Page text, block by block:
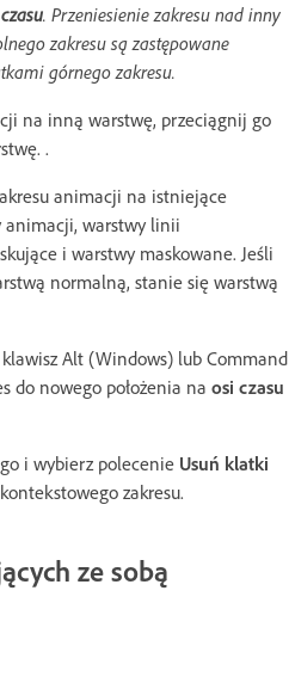
. Przeniesienie zakresu nad inny
zakresu są zastępowane
górnego zakresu.
na inną warstwę, przeciągnij go
.
animacji na istniejące
animacji, warstwy linii
i warstwy maskowane. Jeśli
normalną, stanie się warstwą
Alt (Windows) lub Command
do nowego położenia na osi czasu
i wybierz polecenie Usuń klatki
zakresu.
ze sobą